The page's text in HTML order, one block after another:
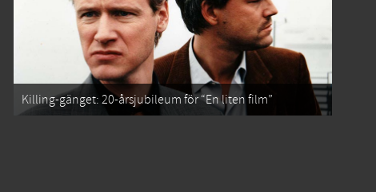
Killing-gänget: 20-årsjubileum för “En liten film”